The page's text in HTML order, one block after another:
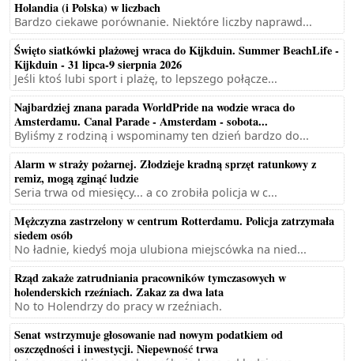
Holandia (i Polska) w liczbach
Bardzo ciekawe porównanie. Niektóre liczby naprawd...
Święto siatkówki plażowej wraca do Kijkduin. Summer BeachLife -
Kijkduin - 31 lipca-9 sierpnia 2026
Jeśli ktoś lubi sport i plażę, to lepszego połącze...
Najbardziej znana parada WorldPride na wodzie wraca do
Amsterdamu. Canal Parade - Amsterdam - sobota...
Byliśmy z rodziną i wspominamy ten dzień bardzo do...
Alarm w straży pożarnej. Złodzieje kradną sprzęt ratunkowy z
remiz, mogą zginąć ludzie
Seria trwa od miesięcy... a co zrobiła policja w c...
Mężczyzna zastrzelony w centrum Rotterdamu. Policja zatrzymała
siedem osób
No ładnie, kiedyś moja ulubiona miejscówka na nied...
Rząd zakaże zatrudniania pracowników tymczasowych w
holenderskich rzeźniach. Zakaz za dwa lata
No to Holendrzy do pracy w rzeźniach.
Senat wstrzymuje głosowanie nad nowym podatkiem od
oszczędności i inwestycji. Niepewność trwa